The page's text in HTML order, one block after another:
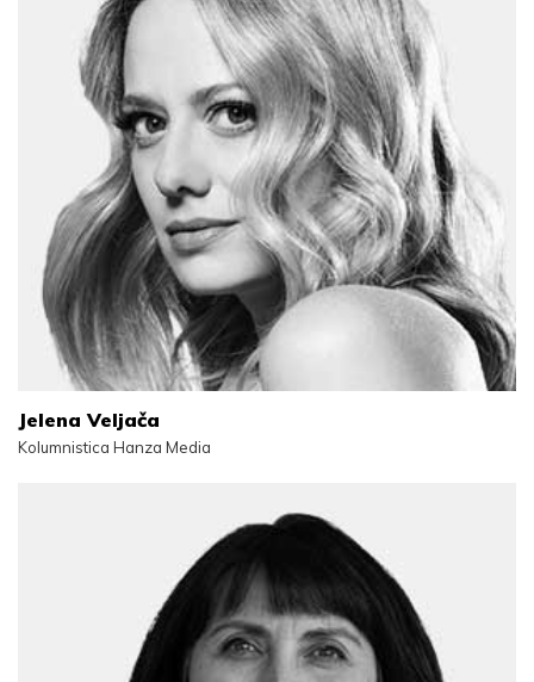
Jelena Veljača
Kolumnistica Hanza Media